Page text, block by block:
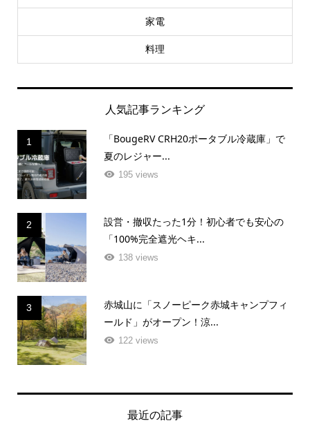
家電
料理
人気記事ランキング
1
「BougeRV CRH20ポータブル冷蔵庫」で
夏のレジャー...
195 views
2
設営・撤収たった1分！初心者でも安心の
「100%完全遮光ヘキ...
138 views
3
赤城山に「スノーピーク赤城キャンプフィ
ールド」がオープン！涼...
122 views
最近の記事